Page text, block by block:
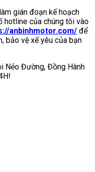
gián đoạn kế hoạch
hotline của chúng tôi vào
anbinhmotor.com/ để
bảo vệ xế yêu của bạn
Nẻo Đường, Đồng Hành